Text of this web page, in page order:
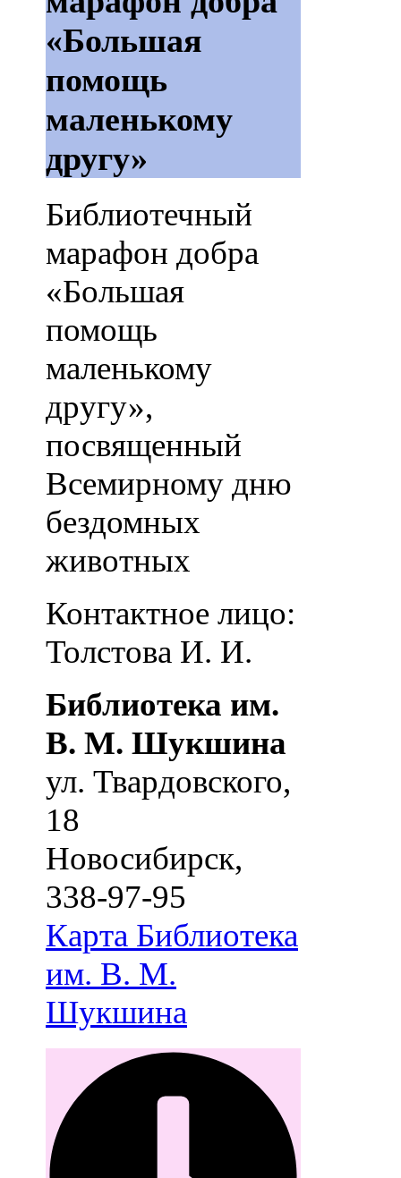
«Большая
помощь
маленькому
другу»
Библиотечный
марафон добра
«Большая
помощь
маленькому
другу»,
посвященный
Всемирному дню
бездомных
животных
Контактное лицо:
Толстова И. И.
Библиотека им.
В. М. Шукшина
ул. Твардовского,
18
Новосибирск,
338-97-95
Карта Библиотека
им. В. М.
Шукшина